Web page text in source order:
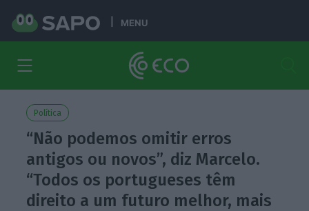
MENU
Política
“Não podemos omitir erros
antigos ou novos”, diz Marcelo.
“Todos os portugueses têm
direito a um futuro melhor, mais